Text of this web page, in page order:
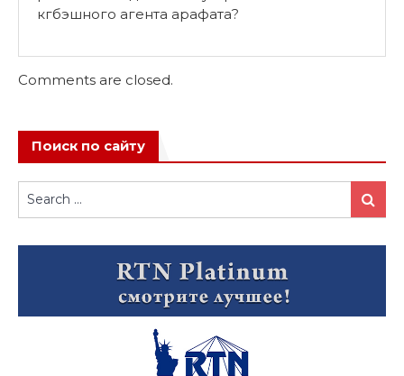
кгбэшного агента арафата?
Comments are closed.
Поиск по сайту
for:
Search